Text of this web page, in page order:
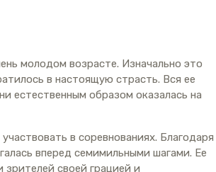
молодом возрасте. Изначально это
в настоящую страсть. Вся ее
естественным образом оказалась на
в соревнованиях. Благодаря
вперед семимильными шагами. Ее
зрителей своей грацией и